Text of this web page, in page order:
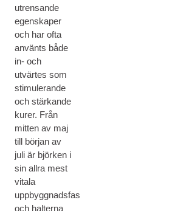
utrensande
egenskaper
och har ofta
använts både
in- och
utvärtes som
stimulerande
och stärkande
kurer. Från
mitten av maj
till början av
juli är björken i
sin allra mest
vitala
uppbyggnadsfas
och halterna